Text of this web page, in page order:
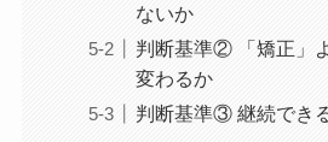
ないか
判断基準② 「矯正」
変わるか
判断基準③ 継続でき